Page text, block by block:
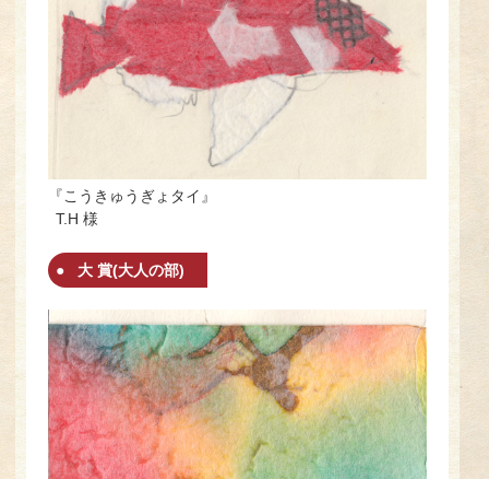
『こうきゅうぎょタイ』
T.H 様
大 賞(大人の部)